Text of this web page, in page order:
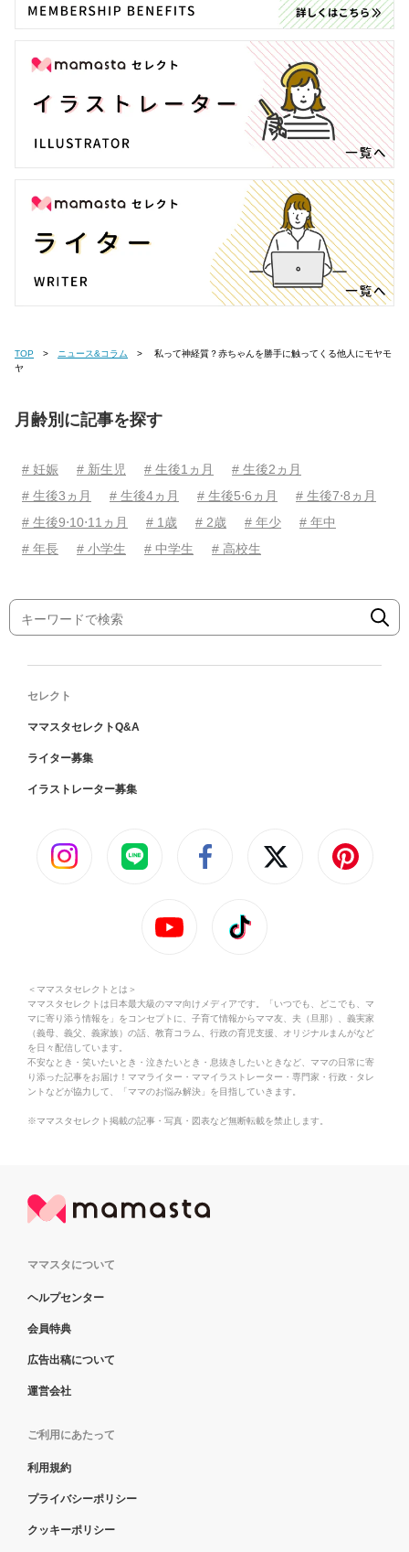
TOP ニュース&コラム
ヤ
月齢別に記事を探す
# 妊娠 # 新生児 # 生後1ヵ月
# 生後2ヵ月
# 生後3ヵ月
# 生後4ヵ月 # 生後5⋅6ヵ月
# 生後7⋅8ヵ月
# 生後9⋅10⋅11ヵ月
# 1歳 # 2歳 # 年少
# 年中
# 年長
# 小学生 # 中学生 # 高校生
セレクト
ママスタセレクトQ&A
ライター募集
イラストレーター募集
＜ママスタセレクトとは＞
ママスタセレクトは日本最大級のママ向けメディアです。「いつでも、どこでも、マ
マに寄り添う情報を」をコンセプトに、子育て情報からママ友、夫（旦那）、義実家
（義母、義父、義家族）の話、教育コラム、行政の育児支援、オリジナルまんがなど
を日々配信しています。
不安なとき・笑いたいとき・泣きたいとき・息抜きしたいときなど、ママの日常に寄
り添った記事をお届け！ママライター・ママイラストレーター・専門家・行政・タレ
ントなどが協力して、「ママのお悩み解決」を目指していきます。
※ママスタセレクト掲載の記事・写真・図表など無断転載を禁止します。
ママスタについて
ヘルプセンター
会員特典
広告出稿について
運営会社
ご利用にあたって
利用規約
プライバシーポリシー
クッキーポリシー